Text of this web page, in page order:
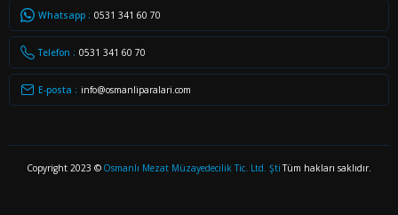
Whatsapp : 0531 341 60 70
Telefon : 0531 341 60 70
E-posta : info@osmanliparalari.com
Copyright 2023 © Osmanlı Mezat Müzayedecilik Tic. Ltd. Şti Tüm hakları saklıdır.